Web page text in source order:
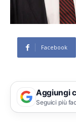
Facebook
Aggiungi
Seguici più